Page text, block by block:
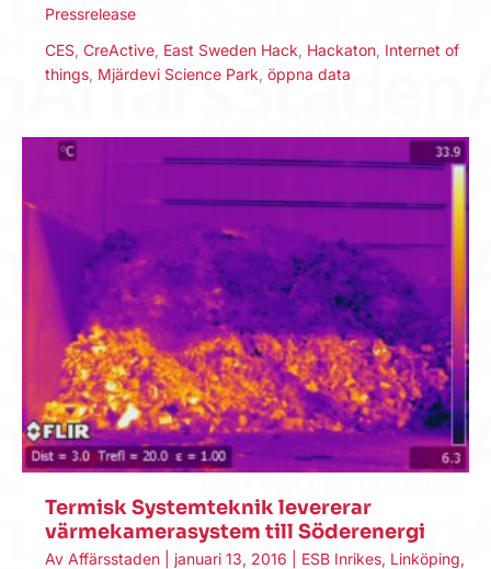
Pressrelease
CES CreActive East Sweden Hack Hackaton Internet of
things Mjärdevi Science Park öppna data
Termisk Systemteknik levererar
värmekamerasystem till Söderenergi
Av Affärsstaden januari 13, 2016 ESB Inrikes, Linköping,